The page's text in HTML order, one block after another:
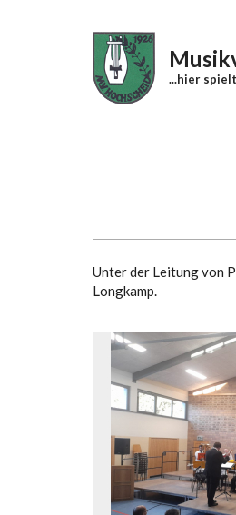
...hier
Unter der Leitung von
Longkamp.